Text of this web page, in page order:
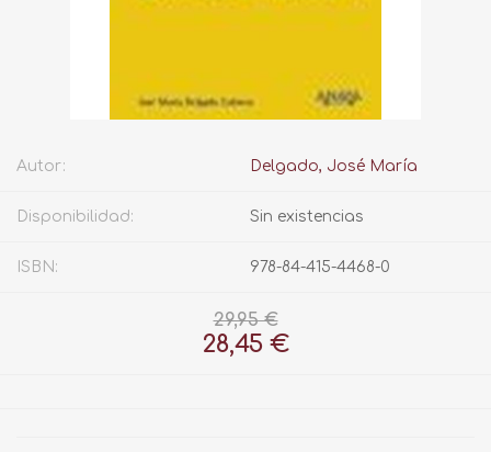
Autor: Delgado, José María
Disponibilidad: Sin existencias
ISBN: 978-84-415-4468-0
29,95 €
28,45 €